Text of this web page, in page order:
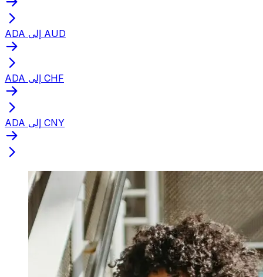
ADA إلى AUD
ADA إلى CHF
ADA إلى CNY